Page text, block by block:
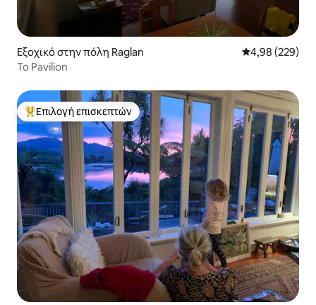
Εξοχικό στην πόλη Raglan Μέση
4,98 (229)
Το Pavilion
Κορυφαία επιλογή επισκεπτών
Επιλογή επισκεπτών